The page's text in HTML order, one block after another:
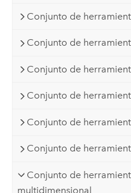
Conjunto de
Conjunto de
Conjunto de
Conjunto de
Conjunto de
Conjunto de
Conjunto de
multidimensional